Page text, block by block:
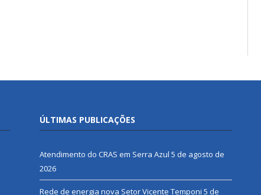
ÚLTIMAS PUBLICAÇÕES
Atendimento do CRAS em Serra Azul 5 de agosto de
2026
Rede de energia nova Setor Vicente Temponi 5 de